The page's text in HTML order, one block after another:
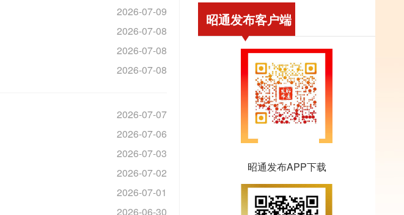
2026-07-09
2026-07-08
2026-07-08
2026-07-08
2026-07-07
2026-07-06
2026-07-03
2026-07-02
2026-07-01
2026-06-30
昭通发布客户端
昭通发布APP下载